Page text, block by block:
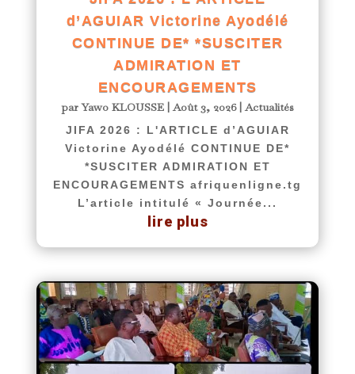
d’AGUIAR Victorine Ayodélé
CONTINUE DE* *SUSCITER
ADMIRATION ET
ENCOURAGEMENTS
parYawo KLOUSSE|Août 3, 2026|Actualités
JIFA 2026 : L'ARTICLE d’AGUIAR
Victorine Ayodélé CONTINUE DE*
*SUSCITER ADMIRATION ET
ENCOURAGEMENTS afriquenligne.tg
L’article intitulé « Journée...
lire plus